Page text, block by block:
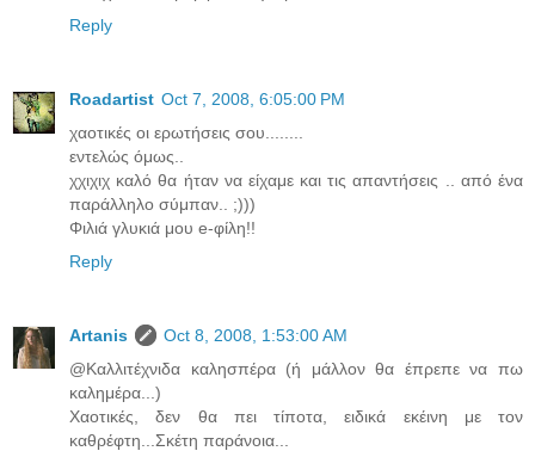
Reply
Roadartist Oct 7, 2008, 6:05:00 PM
χαοτικές οι ερωτήσεις σου........
εντελώς όμως..
χχιχιχ καλό θα ήταν να είχαμε και τις απαντήσεις .. από ένα
παράλληλο σύμπαν.. ;)))
Φιλιά γλυκιά μου e-φίλη!!
Reply
Artanis
Oct 8, 2008, 1:53:00 AM
@Καλλιτέχνιδα καλησπέρα (ή μάλλον θα έπρεπε να πω
καλημέρα...)
Χαοτικές, δεν θα πει τίποτα, ειδικά εκέινη με τον
καθρέφτη...Σκέτη παράνοια...